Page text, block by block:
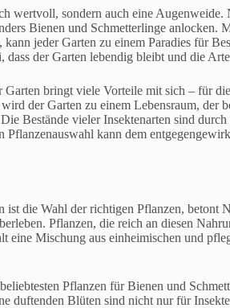
wertvoll, sondern auch eine Augenweide.
Bienen und Schmetterlinge anlocken.
jeder Garten zu einem Paradies für
der Garten lebendig bleibt und die
bringt viele Vorteile mit sich – für
der Garten zu einem Lebensraum, der
Bestände vieler Insektenarten sind
kann dem
die Wahl der richtigen Pflanzen, betont
Pflanzen, die reich an diesen
eine Mischung aus einheimischen und
Pflanzen für Bienen und
duftenden Blüten sind nicht nur für